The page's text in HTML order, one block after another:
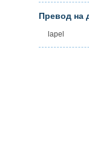
Превод на
lapel